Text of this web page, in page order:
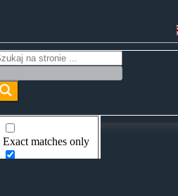
Exact matches only